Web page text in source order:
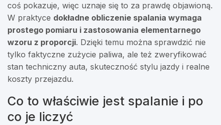
coś pokazuje, więc uznaje się to za prawdę objawioną.
W praktyce dokładne obliczenie spalania wymaga
prostego pomiaru i zastosowania elementarnego
wzoru z proporcji. Dzięki temu można sprawdzić nie
tylko faktyczne zużycie paliwa, ale też zweryfikować
stan techniczny auta, skuteczność stylu jazdy i realne
koszty przejazdu.
Co to właściwie jest spalanie i po
co je liczyć